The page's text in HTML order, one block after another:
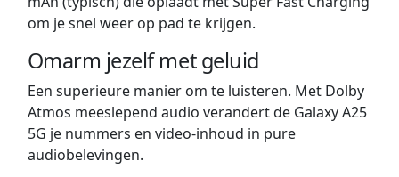
om je snel weer op pad te krijgen.
Omarm jezelf met geluid
Een superieure manier om te luisteren. Met Dolby
Atmos meeslepend audio verandert de Galaxy A25
5G je nummers en video-inhoud in pure
audiobelevingen.